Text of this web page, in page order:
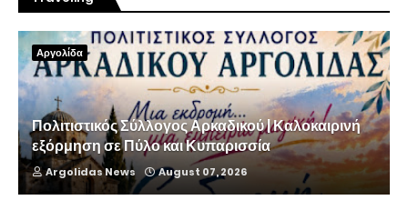
Αργολίδα
Πολιτιστικός Σύλλογος Αρκαδικού | Καλοκαιρινή
εξόρμηση σε Πύλο και Κυπαρισσία
Argolidas News August 07, 2026